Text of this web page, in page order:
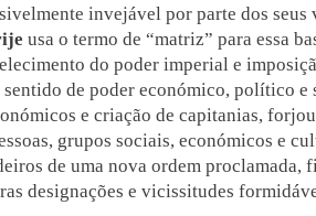
invejável por parte dos
usa o termo de “matriz” para essa
do poder imperial e
de poder económico, político e
e criação de capitanias,
grupos sociais, económicos e
de uma nova ordem proclamada,
designações e vicissitudes